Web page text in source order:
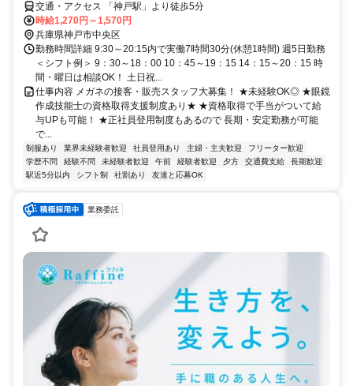
会社
交通・アクセス 「神戸駅」より徒歩5分
時給1,270円～1,570円
兵庫県神戸市中央区
勤務時間詳細 9:30～20:15内で実働7時間30分(休憩1時間) 週5日勤務
＜シフト例＞ 9：30～18：00 10：45～19：15 14：15～20：15 時
間・曜日は相談OK！ 土日祝...
仕事内容 メガネの接客・販売スタッフ大募集！ ★未経験OK◎ ★眼鏡
作成技能士の資格取得支援制度あり★ ★資格取得で手当がついて給
与UPも可能！ ★正社員登用制度もあるので 長期・安定勤務が可能
で...
制服あり 業界未経験者歓迎 社員登用あり 主婦・主夫歓迎
フリーター歓迎
学歴不問
経験不問 未経験者歓迎 午前 経験者歓迎 夕方 交通費支給
長期歓迎
駅近5分以内
シフト制 社割あり 友達と応募OK
業務委託